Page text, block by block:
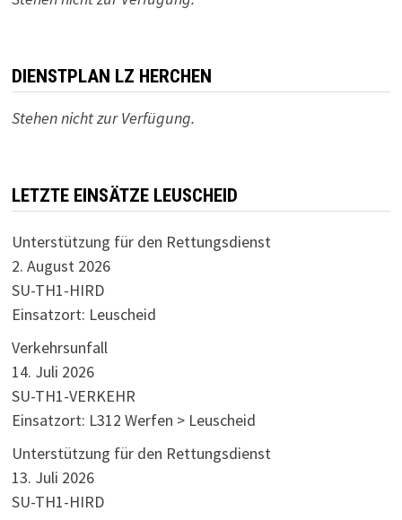
DIENSTPLAN LZ HERCHEN
Stehen nicht zur Verfügung.
LETZTE EINSÄTZE LEUSCHEID
Unterstützung für den Rettungsdienst
2. August 2026
SU-TH1-HIRD
Einsatzort: Leuscheid
Verkehrsunfall
14. Juli 2026
SU-TH1-VERKEHR
Einsatzort: L312 Werfen > Leuscheid
Unterstützung für den Rettungsdienst
13. Juli 2026
SU-TH1-HIRD